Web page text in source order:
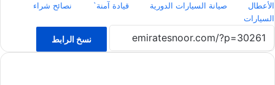
الأعطال
صيانة السيارات الدورية قيادة آمنة`
نصائح شراء
السيارات
نسخ الرابط